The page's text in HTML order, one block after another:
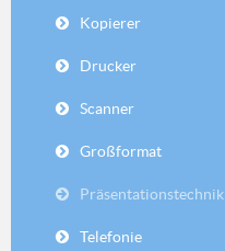
Kopierer
Drucker
Scanner
Großformat
Präsentationstechnik
Telefonie